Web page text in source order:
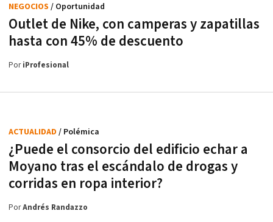
Outlet de Nike, con camperas y zapatillas
hasta con 45% de descuento
NEGOCIOS / Oportunidad
PoriProfesional
¿Puede el consorcio del edificio echar a
Moyano tras el escándalo de drogas y
corridas en ropa interior?
ACTUALIDAD / Polémica
PorAndrés Randazzo